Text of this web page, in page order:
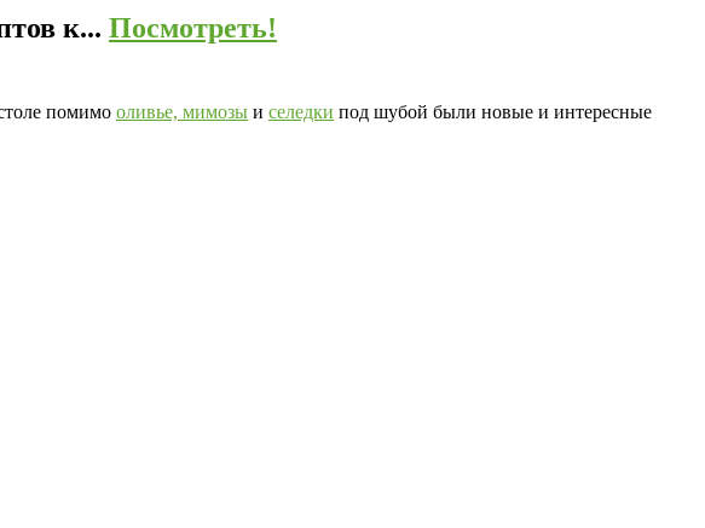
к... Посмотреть!
помимо оливье, мимозы и селедки под шубой были новые и интересные